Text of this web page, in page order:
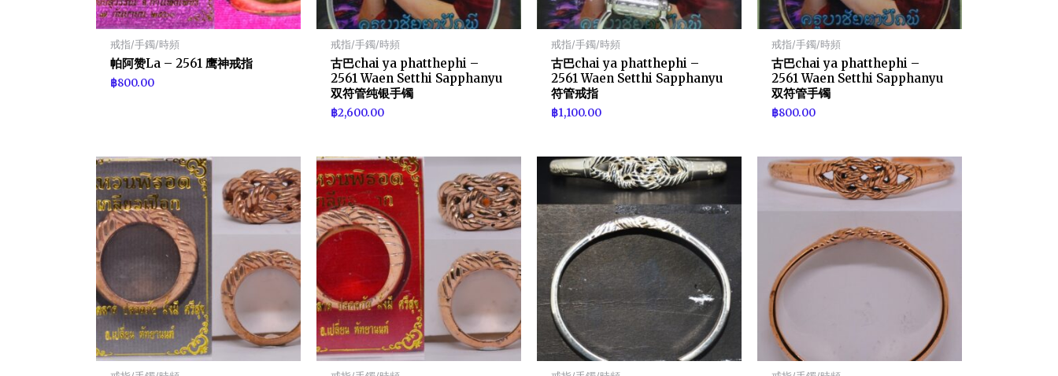
戒指/手鐲/時頻
帕阿赞La – 2561 鹰神戒指
฿800.00
戒指/手鐲/時頻
古巴chai ya phatthephi –
2561 Waen Setthi Sapphanyu
双符管纯银手镯
฿2,600.00
戒指/手鐲/時頻
古巴chai ya phatthephi –
2561 Waen Setthi Sapphanyu
符管戒指
฿1,100.00
戒指/手鐲/時頻
古巴chai ya phatthephi –
2561 Waen Setthi Sapphanyu
双符管手镯
฿800.00